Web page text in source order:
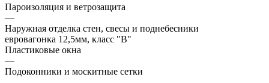
Пароизоляция и ветрозащита
—
Наружная отделка стен, свесы и поднебесники
евровагонка 12,5мм, класс "В"
Пластиковые окна
—
Подоконники и москитные сетки